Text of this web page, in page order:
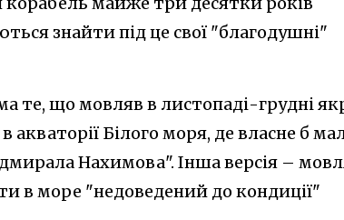
знайти під це свої "благодушні"
те, що мовляв в листопаді-грудні
акваторії Білого моря, де власне б
Нахимова". Інша версія –
в море "недоведений до кондиції"